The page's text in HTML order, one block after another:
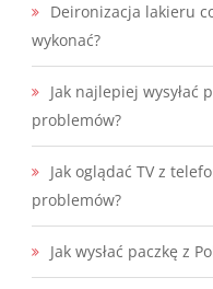
Deironizacja lakieru
wykonać?
Jak najlepiej wysyłać
problemów?
Jak oglądać TV z
problemów?
Jak wysłać paczkę z